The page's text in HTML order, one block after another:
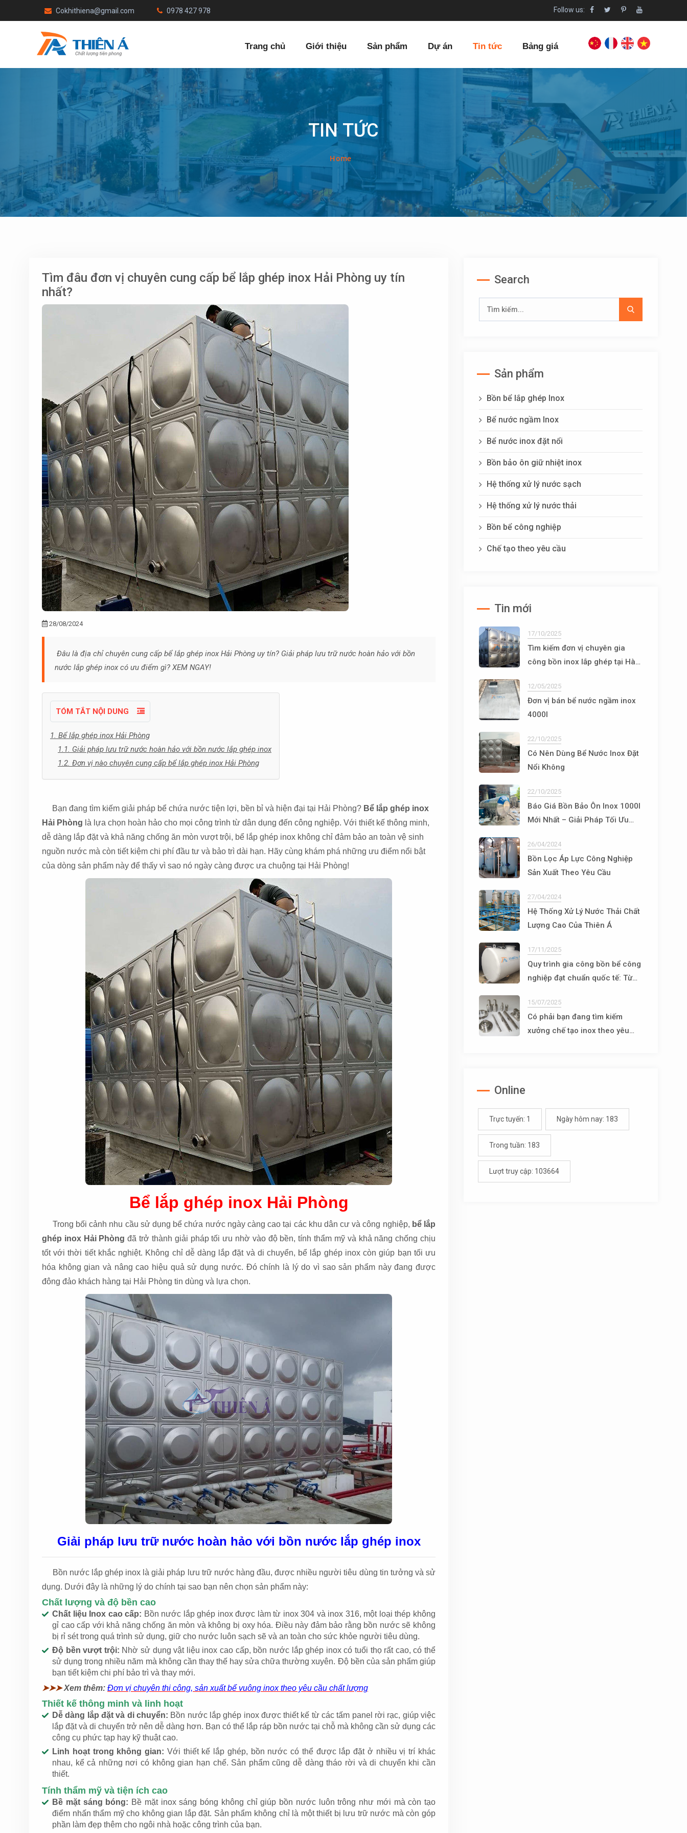
Cokhithiena@gmail.com 0978 427 978 Follow us:
Trang chủ Giới thiệu Sản phẩm Dự án Tin tức Bảng giá
TIN TỨC
Home
Tìm đâu đơn vị chuyên cung cấp bể lắp ghép inox Hải Phòng uy tín
nhất?
28/08/2024
Đâu là địa chỉ chuyên cung cấp bể lắp ghép inox Hải Phòng uy tín? Giải pháp lưu trữ nước hoàn hảo với bồn
nước lắp ghép inox có ưu điểm gì? XEM NGAY!
TÓM TẮT NỘI DUNG
1. Bể lắp ghép inox Hải Phòng
1.1. Giải pháp lưu trữ nước hoàn hảo với bồn nước lắp ghép inox
1.2. Đơn vị nào chuyên cung cấp bể lắp ghép inox Hải Phòng
Bạn đang tìm kiếm giải pháp bể chứa nước tiện lợi, bền bỉ và hiện đại tại Hải Phòng? Bể lắp ghép inox
Hải Phòng là lựa chọn hoàn hảo cho mọi công trình từ dân dụng đến công nghiệp. Với thiết kế thông minh,
dễ dàng lắp đặt và khả năng chống ăn mòn vượt trội, bể lắp ghép inox không chỉ đảm bảo an toàn vệ sinh
nguồn nước mà còn tiết kiệm chi phí đầu tư và bảo trì dài hạn. Hãy cùng khám phá những ưu điểm nổi bật
của dòng sản phẩm này để thấy vì sao nó ngày càng được ưa chuộng tại Hải Phòng!
Bể lắp ghép inox Hải Phòng
Trong bối cảnh nhu cầu sử dụng bể chứa nước ngày càng cao tại các khu dân cư và công nghiệp, bể lắp
ghép inox Hải Phòng đã trở thành giải pháp tối ưu nhờ vào độ bền, tính thẩm mỹ và khả năng chống chịu
tốt với thời tiết khắc nghiệt. Không chỉ dễ dàng lắp đặt và di chuyển, bể lắp ghép inox còn giúp bạn tối ưu
hóa không gian và nâng cao hiệu quả sử dụng nước. Đó chính là lý do vì sao sản phẩm này đang được
đông đảo khách hàng tại Hải Phòng tin dùng và lựa chọn.
Giải pháp lưu trữ nước hoàn hảo với bồn nước lắp ghép inox
Bồn nước lắp ghép inox là giải pháp lưu trữ nước hàng đầu, được nhiều người tiêu dùng tin tưởng và sử
dụng. Dưới đây là những lý do chính tại sao bạn nên chọn sản phẩm này:
Chất lượng và độ bền cao
Chất liệu Inox cao cấp: Bồn nước lắp ghép inox được làm từ inox 304 và inox 316, một loại thép không
gỉ cao cấp với khả năng chống ăn mòn và không bị oxy hóa. Điều này đảm bảo rằng bồn nước sẽ không
bị rỉ sét trong quá trình sử dụng, giữ cho nước luôn sạch sẽ và an toàn cho sức khỏe người tiêu dùng.
Độ bền vượt trội: Nhờ sử dụng vật liệu inox cao cấp, bồn nước lắp ghép inox có tuổi thọ rất cao, có thể
sử dụng trong nhiều năm mà không cần thay thế hay sửa chữa thường xuyên. Độ bền của sản phẩm giúp
bạn tiết kiệm chi phí bảo trì và thay mới.
➤➤➤ Xem thêm: Đơn vị chuyên thi công, sản xuất bể vuông inox theo yêu cầu chất lượng
Thiết kế thông minh và linh hoạt
Dễ dàng lắp đặt và di chuyển: Bồn nước lắp ghép inox được thiết kế từ các tấm panel rời rạc, giúp việc
lắp đặt và di chuyển trở nên dễ dàng hơn. Bạn có thể lắp ráp bồn nước tại chỗ mà không cần sử dụng các
công cụ phức tạp hay kỹ thuật cao.
Linh hoạt trong không gian: Với thiết kế lắp ghép, bồn nước có thể được lắp đặt ở nhiều vị trí khác
nhau, kể cả những nơi có không gian hạn chế. Sản phẩm cũng dễ dàng tháo rời và di chuyển khi cần
thiết.
Tính thẩm mỹ và tiện ích cao
Bề mặt sáng bóng: Bề mặt inox sáng bóng không chỉ giúp bồn nước luôn trông như mới mà còn tạo
điểm nhấn thẩm mỹ cho không gian lắp đặt. Sản phẩm không chỉ là một thiết bị lưu trữ nước mà còn góp
phần làm đẹp thêm cho ngôi nhà hoặc công trình của bạn.
Search
Sản phẩm
Bồn bể lắp ghép Inox
Bể nước ngầm Inox
Bể nước inox đặt nổi
Bồn bảo ôn giữ nhiệt inox
Hệ thống xử lý nước sạch
Hệ thống xử lý nước thải
Bồn bể công nghiệp
Chế tạo theo yêu cầu
Tin mới
17/10/2025
Tìm kiếm đơn vị chuyên gia
công bồn inox lắp ghép tại Hà
12/05/2025
Đơn vị bán bể nước ngầm inox
4000l
22/10/2025
Có Nên Dùng Bể Nước Inox Đặt
Nổi Không
22/10/2025
Báo Giá Bồn Bảo Ôn Inox 1000l
Mới Nhất – Giải Pháp Tối Ưu
26/04/2024
Bồn Lọc Áp Lực Công Nghiệp
Sản Xuất Theo Yêu Cầu
27/04/2024
Hệ Thống Xử Lý Nước Thải Chất
Lượng Cao Của Thiên Á
17/11/2025
Quy trình gia công bồn bể công
nghiệp đạt chuẩn quốc tế: Từ
15/07/2025
Có phải bạn đang tìm kiếm
xưởng chế tạo inox theo yêu
Online
Trực tuyến: 1 Ngày hôm nay: 183
Trong tuần: 183
Lượt truy cập: 103664